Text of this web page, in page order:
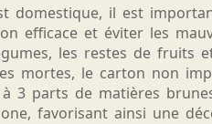
domestique, il est
efficace et éviter les
les restes de fruits
mortes, le carton non
3 parts de matières
favorisant ainsi une